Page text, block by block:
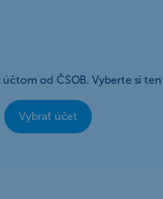
od ČSOB. Vyberte si ten
Vybrať účet